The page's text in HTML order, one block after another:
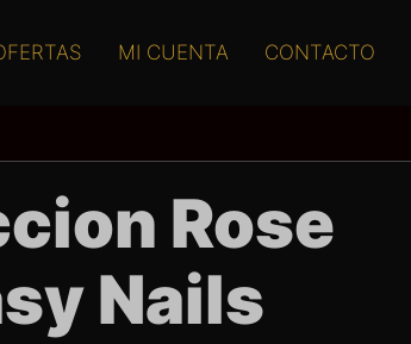
MI CUENTA CONTACTO
Rose
Nails